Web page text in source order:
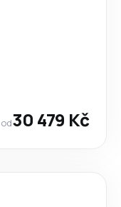
od30 479 Kč